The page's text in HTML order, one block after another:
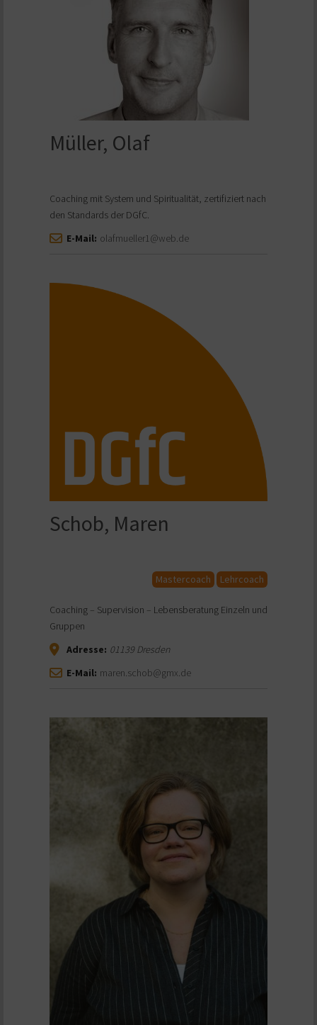
Müller, Olaf
Coaching mit System und Spiritualität, zertifiziert nach
den Standards der DGfC.
E-Mail: olafmueller1@web.de
Schob, Maren
Mastercoach Lehrcoach
Coaching – Supervision – Lebensberatung Einzeln und
Gruppen
Adresse: 01139Dresden
E-Mail: maren.schob@gmx.de